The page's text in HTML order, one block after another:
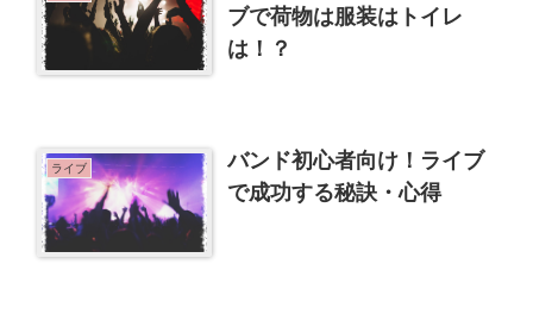
ブで荷物は服装はトイレ
は！？
ライブ
バンド初心者向け！ライブ
で成功する秘訣・心得